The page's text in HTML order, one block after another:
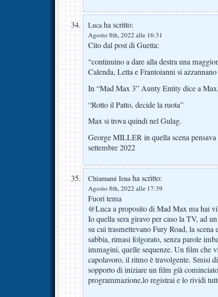
Lucaha scritto:
Agosto 8th, 2022 alle 16:31
Cito dal post di Guetta:
“continuino a dare alla destra una
Calenda, Letta e Frantoianni si
In “Mad Max 3” Aunty Entity dice a
“Rotto il Patto, decide la ruota”
Max si trova quindi nel Gulag.
George MILLER in quella scena
settembre 2022
Chiamami Ienaha scritto:
Agosto 8th, 2022 alle 17:39
Fuori tema
@Luca a proposito di Mad Max ma hai
Io quella sera giravo per caso la TV, ad
su cui trasmettevano Fury Road, la scena
sabbia, rimasi folgorato, senza parole
immagini, quelle sequenze. Un film che
capolavoro, il ritmo è travolgente. Smisi
sopporto di iniziare un film già
programmazione,lo registrai e lo rividi